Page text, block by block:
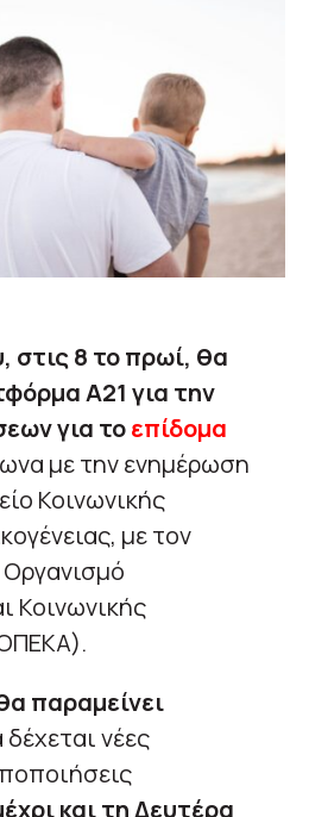
στις 8 το πρωί, θα
Α21 για την
για τοεπίδομα
με την ενημέρωση
Κοινωνικής
με τον
Κοινωνικής
παραμείνει
δέχεται νέες
και τη Δευτέρα